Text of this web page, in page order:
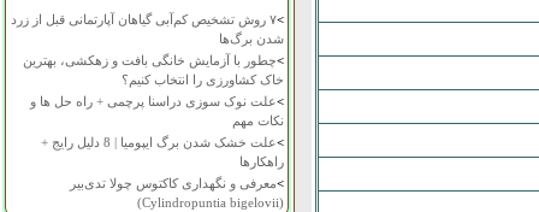
>
۷ روش تشخیص کم‌آبی گیاهان آپارتمانی قبل از زرد
شدن برگ‌ها
>چطور با آزمایش خانگی بافت و زهکشی، بهترین
خاک کشاورزی را انتخاب کنیم؟
>علت نوک سوزی دراسنا پرچمی + راه حل ها و
نکات مهم
>
علت خشک شدن برگ ایپومیا | 8 دلیل رایج +
راهکارها
>معرفی و نگهداری کاکتوس چولا تدی‌بیر
(Cylindropuntia bigelovii)